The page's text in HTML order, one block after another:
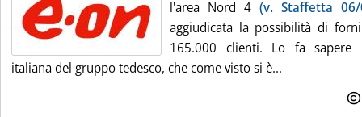
l'area Nord 4 (v. Staffetta 06/
aggiudicata la possibilità di
165.000 clienti. Lo fa sapere
italiana del gruppo tedesco, che come visto si è...